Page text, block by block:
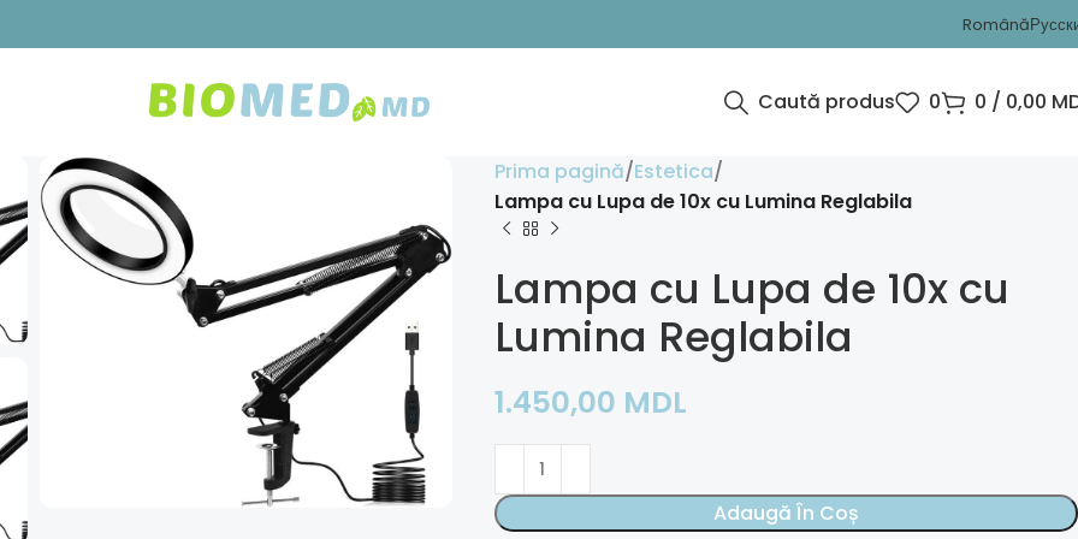
Română
Caută produs 0 0 / 0,00
Prima pagină Estetica
Lampa cu Lupa de 10x cu Lumina Reglabila
Lampa cu Lupa de 10x cu
Lumina Reglabila
1.450,00 MDL
Adaugă În Coș